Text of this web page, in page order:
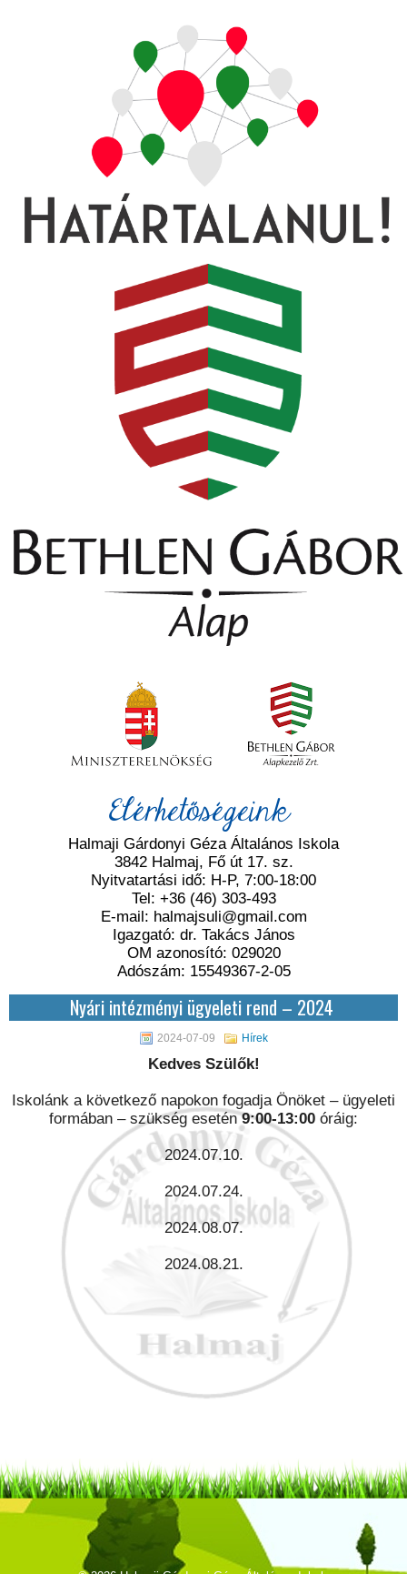
Elérhetőségeink
Halmaji Gárdonyi Géza Általános Iskola
3842 Halmaj, Fő út 17. sz.
Nyitvatartási idő: H-P, 7:00-18:00
Tel: +36 (46) 303-493
E-mail: halmajsuli@gmail.com
Igazgató: dr. Takács János
OM azonosító: 029020
Adószám: 15549367-2-05
Nyári intézményi ügyeleti rend – 2024
2024-07-09 Hírek
Kedves Szülők!
Iskolánk a következő napokon fogadja Önöket – ügyeleti
formában – szükség esetén9:00-13:00 óráig:
2024.07.10.
2024.07.24.
2024.08.07.
2024.08.21.